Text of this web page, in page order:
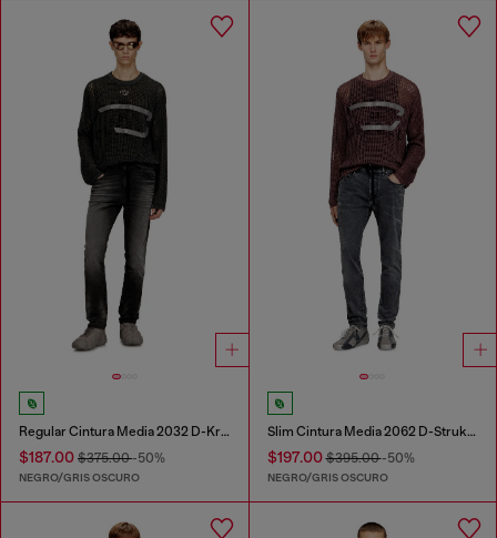
Regular Cintura Media 2032 D-Krooley Joggjeans®
$187.00 $375.00-50%
NEGRO/GRIS OSCURO
Slim Cintura Media 2062 D-Strukt Joggjeans®
$197.00$395.00-50%
NEGRO/GRIS OSCURO